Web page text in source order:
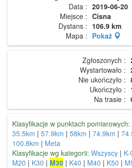
Data : 2019-06-20
Miejsce : Cisna
Dystans : 106.9 km
Mapa : Pokaż
Zgłoszonych :
Wystartowało :
Nie ukończyło :
Ukończyło :
Na trasie :
Klasyfikacje w punktach pomiarowych:
35.5km | 57.9km | 58km | 74.9km |
100.8km | Meta
Klasyfikacje wg kategorii: Wszyscy |
M20 | K30 | M30 | K40 | M40 | K50 |